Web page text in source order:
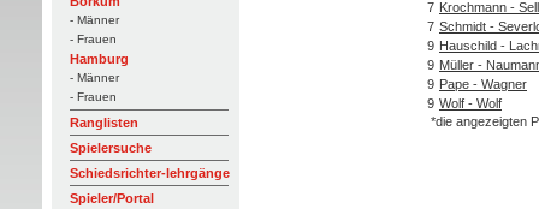
- Männer
- Frauen
Hamburg
- Männer
- Frauen
Ranglisten
Spielersuche
Schiedsrichter-lehrgänge
Spieler/Portal
7 Krochmann -
7 Schmidt -
9 Hauschild -
9 Müller -
9 Pape - Wagner
9 Wolf - Wolf
*die angezeigten